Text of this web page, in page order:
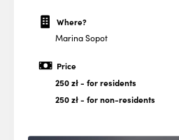
Where?
Marina Sopot
Price
250 zł- for residents
250 zł- for non-residents